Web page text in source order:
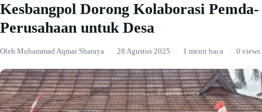
Kesbangpol Dorong Kolaborasi Pemda-
Perusahaan untuk Desa
Oleh Muhammad Aqmar Sharaya · 28 Agustus 2025 · 1 menit baca · 0 views